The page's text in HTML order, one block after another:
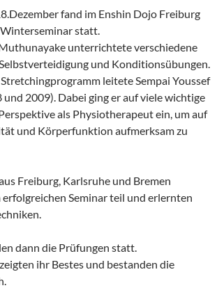
fand im Enshin Dojo Freiburg
statt.
unterrichtete verschiedene
und Konditionsübungen.
leitete Sempai Youssef
2009). Dabei ging er auf viele wichtige
als Physiotherapeut ein, um auf
und Körperfunktion aufmerksam zu
Freiburg, Karlsruhe und Bremen
erfolgreichen Seminar teil und erlernten
dann die Prüfungen statt.
ihr Bestes und bestanden die